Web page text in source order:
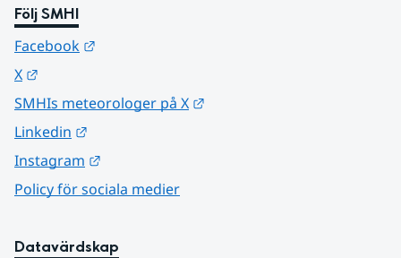
Följ SMHI
Facebook
X
SMHIs meteorologer på X
Linkedin
Instagram
Policy för sociala medier
Datavärdskap